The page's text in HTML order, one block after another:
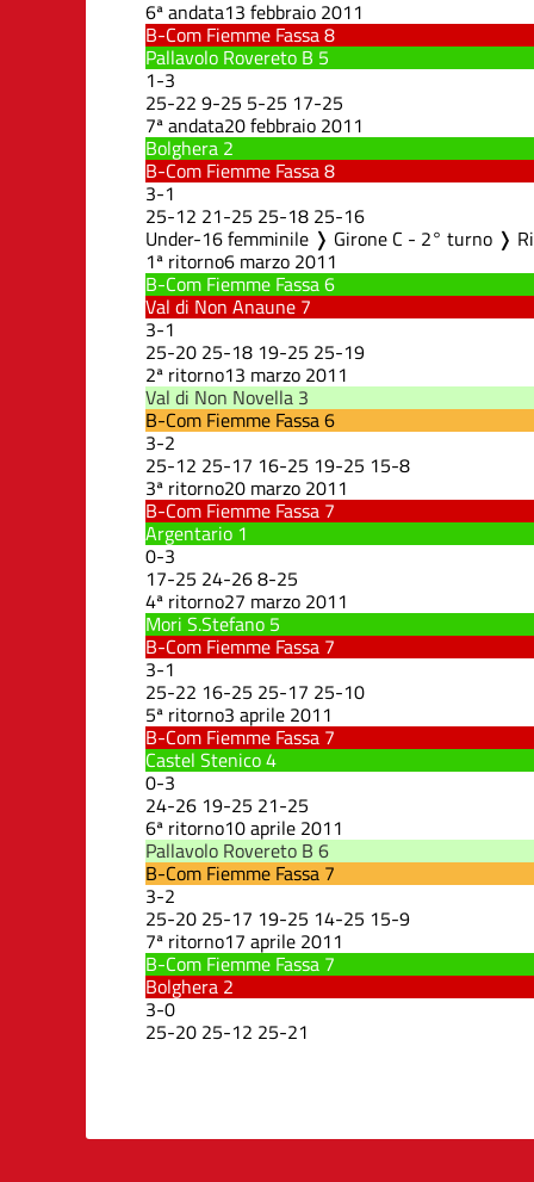
6ª andata13 febbraio 2011
B-Com Fiemme Fassa8
Pallavolo Rovereto B 5
1-3
25-22 9-25 5-25 17-25
7ª andata20 febbraio 2011
Bolghera 2
B-Com Fiemme Fassa8
3-1
25-12 21-25 25-18 25-16
Under-16 femminile ❭ Girone C - 2° turno ❭
1ª ritorno6 marzo 2011
B-Com Fiemme Fassa6
Val di Non Anaune 7
3-1
25-20 25-18 19-25 25-19
2ª ritorno13 marzo 2011
Val di Non Novella 3
B-Com Fiemme Fassa6
3-2
25-12 25-17 16-25 19-25 15-8
3ª ritorno20 marzo 2011
B-Com Fiemme Fassa 7
Argentario 1
0-3
17-25 24-268-25
4ª ritorno27 marzo 2011
Mori S.Stefano 5
B-Com Fiemme Fassa 7
3-1
25-22 16-25 25-17 25-10
5ª ritorno3 aprile 2011
B-Com Fiemme Fassa 7
Castel Stenico4
0-3
24-26 19-25 21-25
6ª ritorno10 aprile 2011
Pallavolo Rovereto B 6
B-Com Fiemme Fassa 7
3-2
25-20 25-17 19-25 14-25 15-9
7ª ritorno17 aprile 2011
B-Com Fiemme Fassa 7
Bolghera 2
3-0
25-20 25-12 25-21